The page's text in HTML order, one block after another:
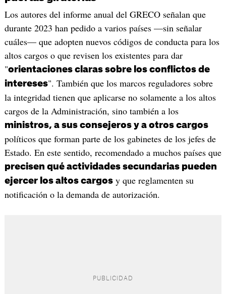
Los autores del informe anual del GRECO señalan que
durante 2023 han pedido a varios países —sin señalar
cuáles— que adopten nuevos códigos de conducta para los
altos cargos o que revisen los existentes para dar
"orientaciones claras sobre los conflictos de
intereses". También que los marcos reguladores sobre
la integridad tienen que aplicarse no solamente a los altos
cargos de la Administración, sino también a los
ministros, a sus consejeros y a otros cargos
políticos que forman parte de los gabinetes de los jefes de
Estado. En este sentido, recomendado a muchos países que
precisen qué actividades secundarias pueden
ejercer los altos cargosy que reglamenten su
notificación o la demanda de autorización.